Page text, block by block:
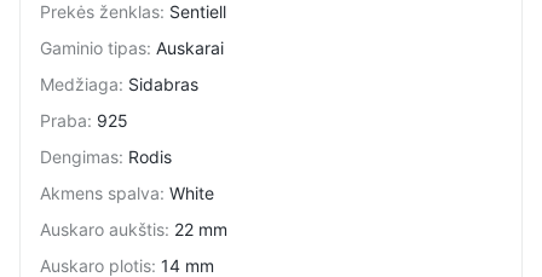
Prekės ženklas: Sentiell
Gaminio tipas: Auskarai
Medžiaga: Sidabras
Praba: 925
Dengimas: Rodis
Akmens spalva: White
Auskaro aukštis: 22 mm
Auskaro plotis: 14 mm